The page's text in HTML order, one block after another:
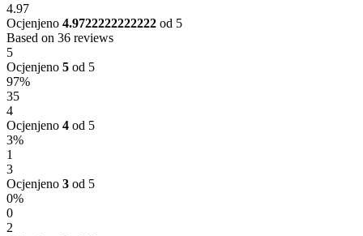
4.97
Ocjenjeno 4.9722222222222 od 5
Based on 36 reviews
5
Ocjenjeno 5 od 5
97%
35
4
Ocjenjeno 4 od 5
3%
1
3
Ocjenjeno 3 od 5
0%
0
2